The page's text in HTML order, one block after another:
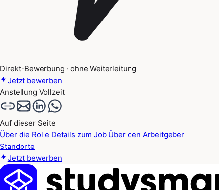
Direkt-Bewerbung · ohne Weiterleitung
Jetzt bewerben
Anstellung Vollzeit
Auf dieser Seite
Über die Rolle Details zum Job Über den Arbeitgeber
Standorte
Jetzt bewerben